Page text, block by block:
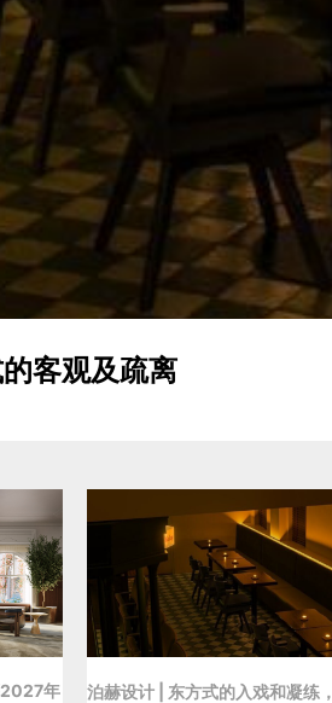
客观及疏离
2027年
泊赫设计 | 东方式的入戏和凝练，